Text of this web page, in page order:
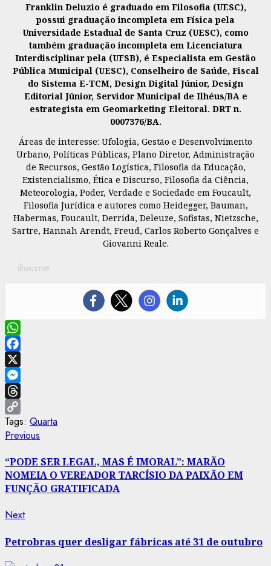
Franklin Deluzio é graduado em Filosofia (UESC),
possui graduação incompleta em Física pela
Universidade Estadual de Santa Cruz (UESC), como
também graduação incompleta em Licenciatura
Interdisciplinar pela (UFSB), é Especialista em Gestão
Pública Municipal (UESC), Conselheiro de Saúde, Fiscal
do Sistema E-TCM, Design Digital Júnior, Design
Editorial Júnior, Servidor Municipal de Ilhéus/BA e
estrategista em Geomarketing Eleitoral. DRT n.
0007376/BA.
Áreas de interesse: Ufologia, Gestão e Desenvolvimento
Urbano, Políticas Públicas, Plano Diretor, Administração
de Recursos, Gestão Logística, Filosofia da Educação,
Existencialismo, Ética e Discurso, Filosofia da Ciência,
Meteorologia, Poder, Verdade e Sociedade em Foucault,
Filosofia Jurídica e autores como Heidegger, Bauman,
Habermas, Foucault, Derrida, Deleuze, Sofistas, Nietzsche,
Sartre, Hannah Arendt, Freud, Carlos Roberto Gonçalves e
Giovanni Reale.
ilheus.net
WhatsApp
Facebook
X
Messenger
Threads
Copy
Link
Tags: Quarta
Post
navigation
Previous
“PODE SER LEGAL, MAS É IMORAL”: MARÃO
NOMEIA O VEREADOR TARCÍSIO DA PAIXÃO EM
FUNÇÃO GRATIFICADA
NextNext
Petrobras quer desligar fábricas até 31 de outubro